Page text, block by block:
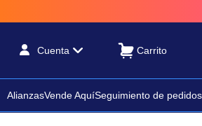
Cuenta
AlianzasVende AquíSeguimiento de pedidos